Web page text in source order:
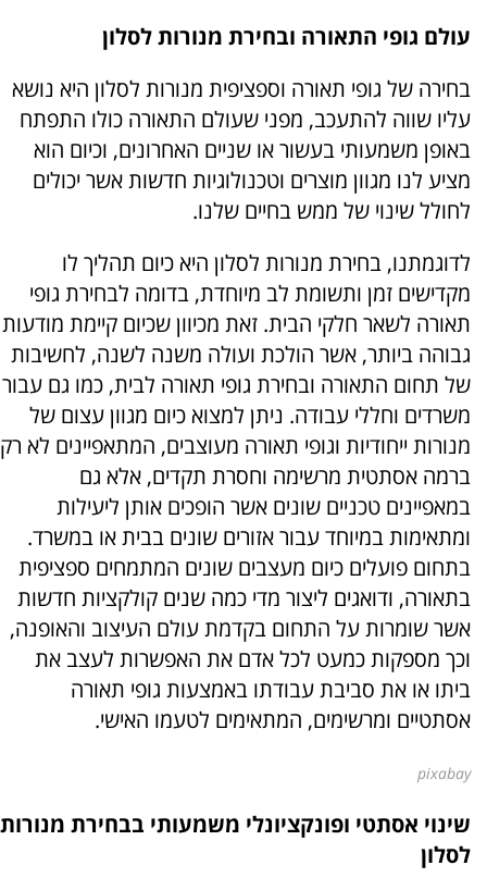
עולם גופי התאורה ובחירת מנורות לסלון
בחירה של גופי תאורה וספציפית מנורות לסלון היא נושא
עליו שווה להתעכב, מפני שעולם התאורה כולו התפתח
באופן משמעותי בעשור או שניים האחרונים, וכיום הוא
מציע לנו מגוון מוצרים וטכנולוגיות חדשות אשר יכולים
לחולל שינוי של ממש בחיים שלנו.
לדוגמתנו, בחירת מנורות לסלון היא כיום תהליך לו
מקדישים זמן ותשומת לב מיוחדת, בדומה לבחירת גופי
תאורה לשאר חלקי הבית. זאת מכיוון שכיום קיימת מודעות
גבוהה ביותר, אשר הולכת ועולה משנה לשנה, לחשיבות
של תחום התאורה ובחירת גופי תאורה לבית, כמו גם עבור
משרדים וחללי עבודה. ניתן למצוא כיום מגוון עצום של
מנורות ייחודיות וגופי תאורה מעוצבים, המתאפיינים לא רק
ברמה אסתטית מרשימה וחסרת תקדים, אלא גם
במאפיינים טכניים שונים אשר הופכים אותן ליעילות
ומתאימות במיוחד עבור אזורים שונים בבית או במשרד.
בתחום פועלים כיום מעצבים שונים המתמחים ספציפית
בתאורה, ודואגים ליצור מדי כמה שנים קולקציות חדשות
אשר שומרות על התחום בקדמת עולם העיצוב והאופנה,
וכך מספקות כמעט לכל אדם את האפשרות לעצב את
ביתו או את סביבת עבודתו באמצעות גופי תאורה
אסתטיים ומרשימים, המתאימים לטעמו האישי.
pixabay
שינוי אסתטי ופונקציונלי משמעותי בבחירת מנורות
לסלון